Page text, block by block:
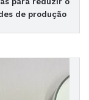
de produção